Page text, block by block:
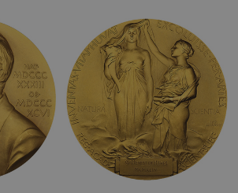
většinu dne jen posedává. Hodně
kde sbírá zbytky semínek Jeho
celá Austrálie s výjimkou